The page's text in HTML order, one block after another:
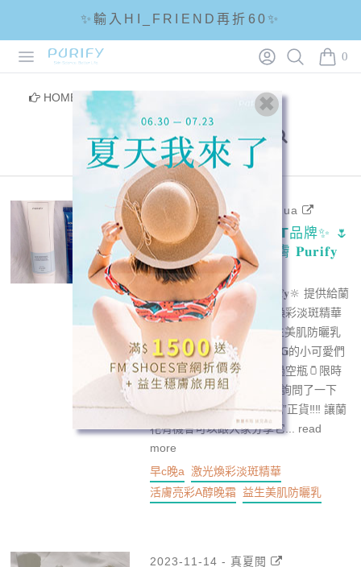
Open menu
PURIFY LoginSearch 0
items
✨輸入HI_FRIEND再折60✨
☘輸入折扣碼 5288滿1288現折88☘
🌟全館滿1200免運🌟
HOME /部落客分享
2023-11-14 - 蘭花 lanhua
#抽獎 高𝗖𝗣值的𝗠𝗜𝗧品牌✨ 🌷
的空空賞➕1 𝒇𝒕.蓓樂膚 𝐏𝐮𝐫𝐢𝐟𝐲
｜合作
今天要介紹 🔆蓓樂膚 𝐏𝐮𝐫𝐢𝐟𝐲🔆 提供給蘭
花體驗的𝟯樣產品 🪄激光煥彩淡斑精華
🪄活膚亮彩A醇晚霜 🪄益生美肌防曬乳
其中淡斑精華有追蹤蘭花𝗜𝗚的小可愛們
或許？可能？記得蘭花發過空瓶🫙限時
動態 也因為這個用的不錯 詢問了一下
𝐏𝐮𝐫𝐢𝐟𝐲 𝐏𝐮𝐫𝐢𝐟𝐲願意提供“3瓶”正貨‼️‼️ 讓蘭
花有機會可以跟大家分享它... read
more
早c晚a 激光煥彩淡斑精華
活膚亮彩A醇晚霜
益生美肌防曬乳
2023-11-14 - 真夏閱